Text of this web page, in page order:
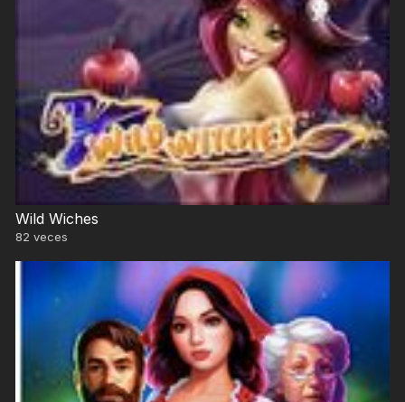
Wild Wiches
82 veces